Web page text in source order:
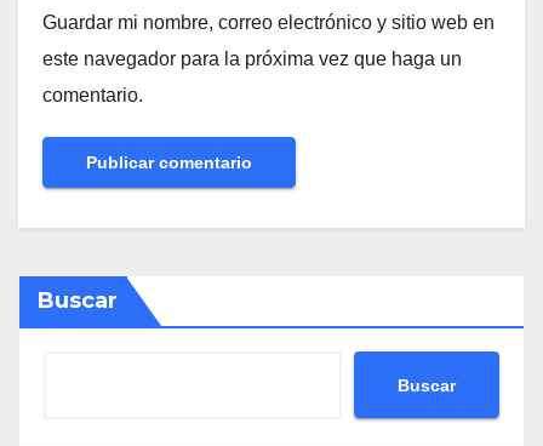
Guardar mi nombre, correo electrónico y sitio web en
este navegador para la próxima vez que haga un
comentario.
Buscar
Buscar